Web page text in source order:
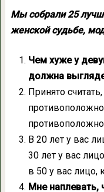
Мы собрали 25
женской судьбе,
Чем хуже у
должна
Принято
В 20 лет у вас
30 лет у вас
в 50 у вас лицо,
Мне наплевать,